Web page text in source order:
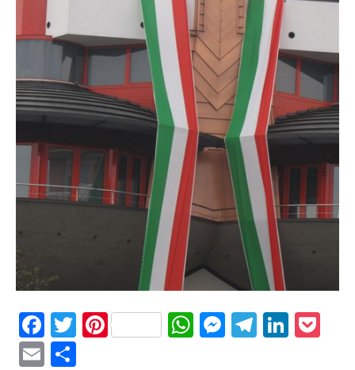
F
a
T Pi W M T Li
E